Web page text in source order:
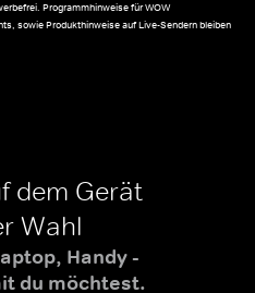
Programmhinweise für WOW
sowie Produkthinweise auf Live-Sendern bleiben
dem Gerät
Wahl
Handy -
du möchtest.